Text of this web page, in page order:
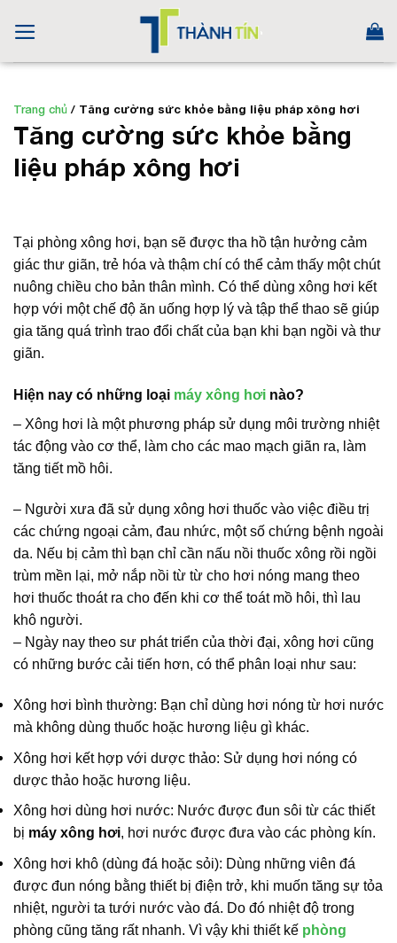
Trang chủ / Tăng cường sức khỏe bằng liệu pháp xông hơi
Tăng cường sức khỏe bằng
liệu pháp xông hơi
Tại phòng xông hơi, bạn sẽ được tha hồ tận hưởng cảm
giác thư giãn, trẻ hóa và thậm chí có thể cảm thấy một chút
nuông chiều cho bản thân mình. Có thể dùng xông hơi kết
hợp với một chế độ ăn uống hợp lý và tập thể thao sẽ giúp
gia tăng quá trình trao đổi chất của bạn khi bạn ngồi và thư
giãn.
Hiện nay có những loại máy xông hơi nào?
– Xông hơi là một phương pháp sử dụng môi trường nhiệt
tác động vào cơ thể, làm cho các mao mạch giãn ra, làm
tăng tiết mồ hôi.
– Người xưa đã sử dụng xông hơi thuốc vào việc điều trị
các chứng ngoại cảm, đau nhức, một số chứng bệnh ngoài
da. Nếu bị cảm thì bạn chỉ cần nấu nồi thuốc xông rồi ngồi
trùm mền lại, mở nắp nồi từ từ cho hơi nóng mang theo
hơi thuốc thoát ra cho đến khi cơ thể toát mồ hôi, thì lau
khô người.
– Ngày nay theo sư phát triển của thời đại, xông hơi cũng
có những bước cải tiến hơn, có thể phân loại như sau:
Xông hơi bình thường: Bạn chỉ dùng hơi nóng từ hơi nước
mà không dùng thuốc hoặc hương liệu gì khác.
Xông hơi kết hợp với dược thảo: Sử dụng hơi nóng có
dược thảo hoặc hương liệu.
Xông hơi dùng hơi nước: Nước được đun sôi từ các thiết
bị máy xông hơi, hơi nước được đưa vào các phòng kín.
Xông hơi khô (dùng đá hoặc sỏi): Dùng những viên đá
được đun nóng bằng thiết bị điện trở, khi muốn tăng sự tỏa
nhiệt, người ta tưới nước vào đá. Do đó nhiệt độ trong
phòng cũng tăng rất nhanh. Vì vậy khi thiết kế phòng